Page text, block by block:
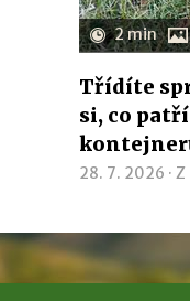
2 min
Třídíte
si, co
28. 7. 2026 · Z